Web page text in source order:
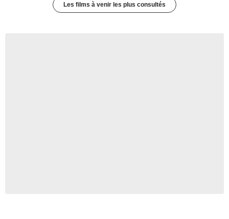
Les films à venir les plus consultés